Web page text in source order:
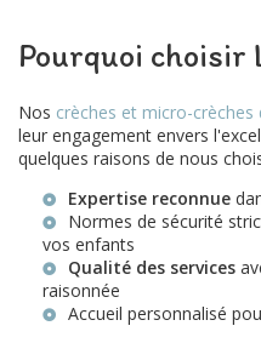
Pourquoi choisir
Nos crèches et micro-crèches
leur engagement envers
quelques raisons de nous
Expertise reconnue
Normes de sécurité
vos enfants
Qualité des services
raisonnée
Accueil personnalisé